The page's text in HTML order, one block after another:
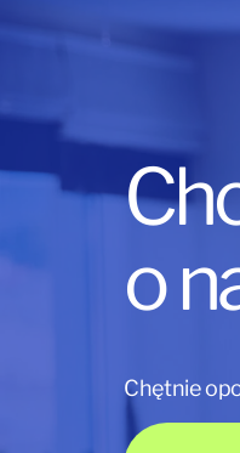
o
Chętnie